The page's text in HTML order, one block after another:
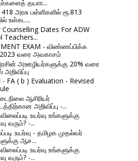
தயாா...
அரசு பள்ளிகளில் ரூ.813
உள்கட...
Counselling Dates For ADW
Teachers...
EXAM - விண்ணப்பிக்க
வரை அவகாசம்
அஊழியர்களுக்கு 20% வரை
FA ( b ) Evaluation - Revised
ஆசிரியர்
அறிவிப்பு -...
உயர்வு உங்களுக்கு
வரும்? -...
உயர்வு - தமிழக முதல்வர்
ஆச...
உயர்வு உங்களுக்கு
வரும்? -...